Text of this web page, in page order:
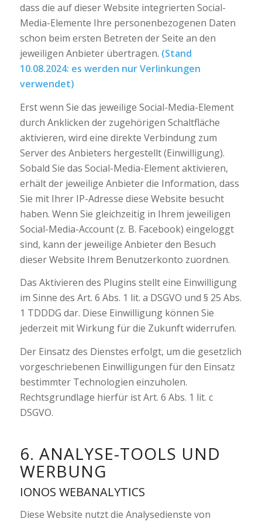
dass die auf dieser Website integrierten Social-
Media-Elemente Ihre personenbezogenen Daten
schon beim ersten Betreten der Seite an den
jeweiligen Anbieter übertragen. (Stand
10.08.2024: es werden nur Verlinkungen
verwendet)
Erst wenn Sie das jeweilige Social-Media-Element
durch Anklicken der zugehörigen Schaltfläche
aktivieren, wird eine direkte Verbindung zum
Server des Anbieters hergestellt (Einwilligung).
Sobald Sie das Social-Media-Element aktivieren,
erhält der jeweilige Anbieter die Information, dass
Sie mit Ihrer IP-Adresse diese Website besucht
haben. Wenn Sie gleichzeitig in Ihrem jeweiligen
Social-Media-Account (z. B. Facebook) eingeloggt
sind, kann der jeweilige Anbieter den Besuch
dieser Website Ihrem Benutzerkonto zuordnen.
Das Aktivieren des Plugins stellt eine Einwilligung
im Sinne des Art. 6 Abs. 1 lit. a DSGVO und § 25 Abs.
1 TDDDG dar. Diese Einwilligung können Sie
jederzeit mit Wirkung für die Zukunft widerrufen.
Der Einsatz des Dienstes erfolgt, um die gesetzlich
vorgeschriebenen Einwilligungen für den Einsatz
bestimmter Technologien einzuholen.
Rechtsgrundlage hierfür ist Art. 6 Abs. 1 lit. c
DSGVO.
6. ANALYSE-TOOLS UND
WERBUNG
IONOS WEBANALYTICS
Diese Website nutzt die Analysedienste von